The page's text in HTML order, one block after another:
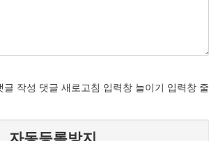
글 작성 댓글 새로고침 입력창 늘이기 입력창 줄
자동등록방지